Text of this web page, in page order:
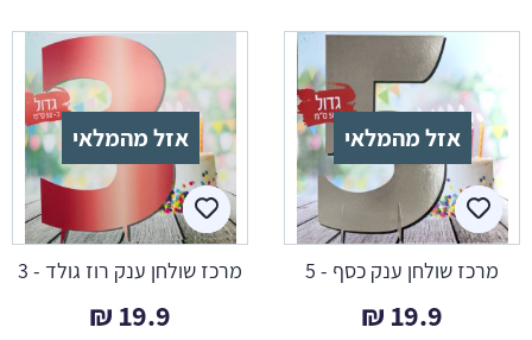
אזל מהמלאי
מרכז שולחן ענק כסף - 5
19.9
₪
אזל מהמלאי
מרכז שולחן ענק רוז גולד - 3
19.9
₪